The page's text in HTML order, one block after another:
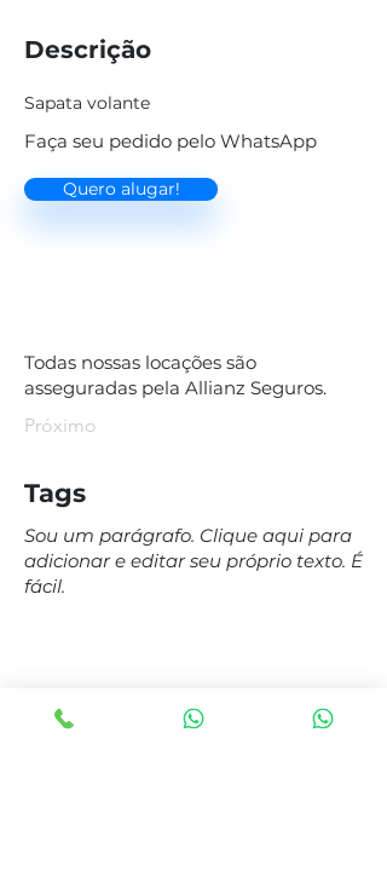
Descrição
Sapata volante
Faça seu pedido pelo WhatsApp
Quero alugar!
Todas nossas locações são
asseguradas pela Allianz Seguros.
Próximo
Tags
Sou um parágrafo. Clique aqui para
adicionar e editar seu próprio texto. É
fácil.